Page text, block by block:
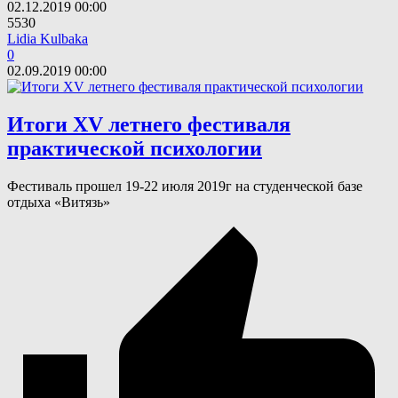
02.12.2019 00:00
5530
Lidia Kulbaka
0
02.09.2019 00:00
Итоги XV летнего фестиваля
практической психологии
Фестиваль прошел 19-22 июля 2019г на студенческой базе
отдыха «Витязь»